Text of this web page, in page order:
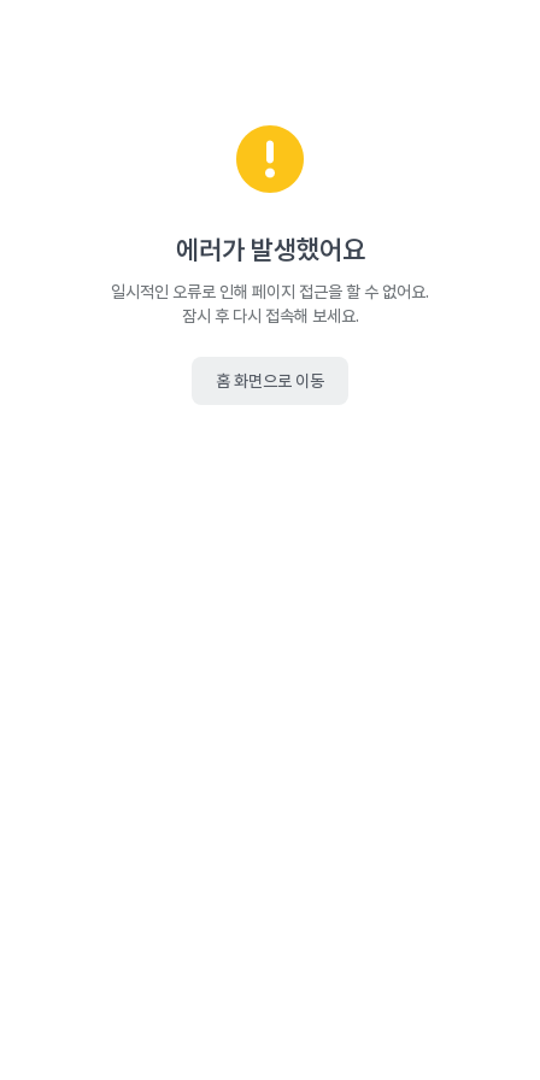
에러가 발생했어요
일시적인 오류로 인해 페이지 접근을 할 수 없어요.
잠시 후 다시 접속해 보세요.
홈 화면으로 이동